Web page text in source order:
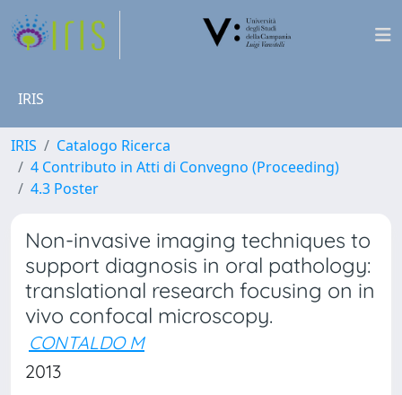
IRIS
IRIS
Catalogo Ricerca
4 Contributo in Atti di Convegno (Proceeding)
4.3 Poster
Non-invasive imaging techniques to
support diagnosis in oral pathology:
translational research focusing on in
vivo confocal microscopy.
CONTALDO M
2013